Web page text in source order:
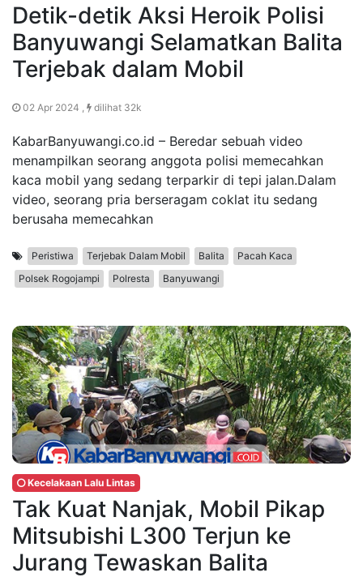
Detik-detik Aksi Heroik Polisi
Banyuwangi Selamatkan Balita
Terjebak dalam Mobil
02 Apr 2024 , dilihat 32k
KabarBanyuwangi.co.id – Beredar sebuah video
menampilkan seorang anggota polisi memecahkan
kaca mobil yang sedang terparkir di tepi jalan.Dalam
video, seorang pria berseragam coklat itu sedang
berusaha memecahkan
Peristiwa Terjebak Dalam Mobil Balita
Pacah Kaca
Polsek Rogojampi
Polresta Banyuwangi
Kecelakaan Lalu Lintas
Tak Kuat Nanjak, Mobil Pikap
Mitsubishi L300 Terjun ke
Jurang Tewaskan Balita